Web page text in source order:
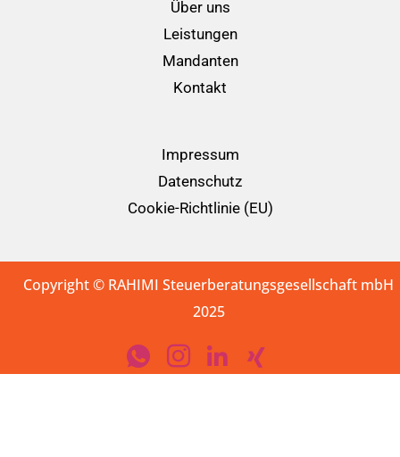
Über uns
Leistungen
Mandanten
Kontakt
Impressum
Datenschutz
Cookie-Richtlinie (EU)
Copyright © RAHIMI Steuerberatungsgesellschaft mbH
2025